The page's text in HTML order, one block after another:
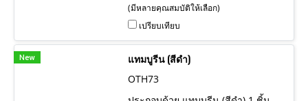
(มีหลายคุณสมบัติให้เลือก)
เปรียบเทียบ
New
แทมบูรีน (สีดำ)
OTH73